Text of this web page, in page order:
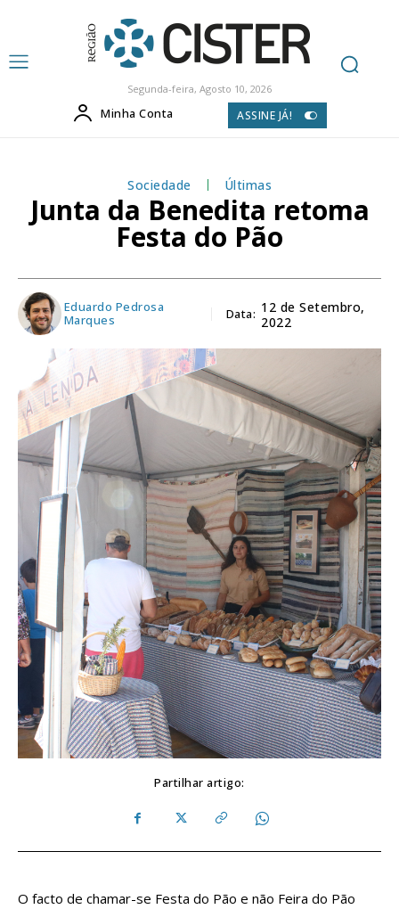
Segunda-feira, Agosto 10, 2026
Minha Conta ASSINE JÁ!
Sociedade Últimas
Junta da Benedita retoma
Festa do Pão
Eduardo Pedrosa
Marques
Data: 12 de Setembro,
2022
Partilhar artigo:
O facto de chamar-se Festa do Pão e não Feira do Pão